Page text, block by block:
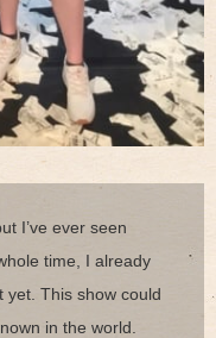
I’ve ever seen
time, I already
yet. This show could
in the world.